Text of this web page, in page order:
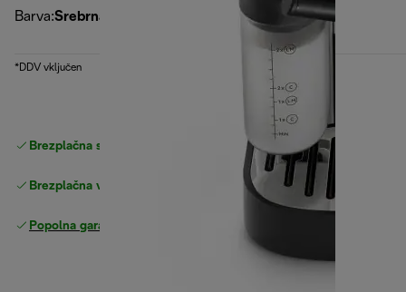
Barva:Srebrna
*DDV vključen
Brezplačna standardna dostava Dostava
Brezplačna vračila
Popolna garancija proizvajalca